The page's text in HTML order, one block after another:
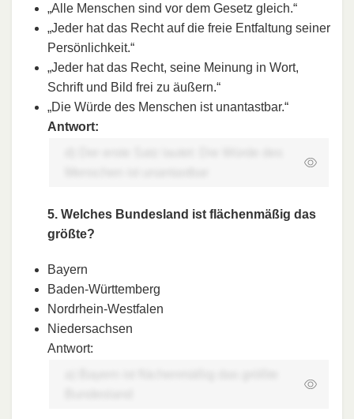
„Alle Menschen sind vor dem Gesetz gleich.“
„Jeder hat das Recht auf die freie Entfaltung seiner
Persönlichkeit.“
„Jeder hat das Recht, seine Meinung in Wort,
Schrift und Bild frei zu äußern.“
„Die Würde des Menschen ist unantastbar.“
Antwort:
5. Welches Bundesland ist flächenmäßig das
größte?
Bayern
Baden-Württemberg
Nordrhein-Westfalen
Niedersachsen
Antwort: